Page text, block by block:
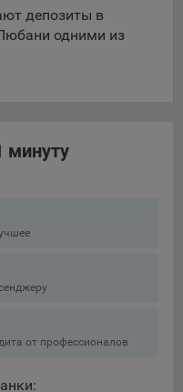
данных для
Mobile Ads, ADFOX) -
Ireland Ltd, Gordon
депозиты в
одними из
минуту
от профессионалов